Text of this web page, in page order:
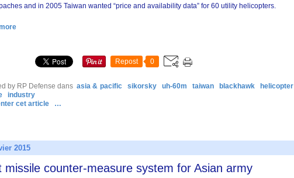
and in 2005 Taiwan wanted “price and availability data” for 60 utility helicopters.
Repost 0
by RP Defense dans asia & pacific sikorsky uh-60m taiwan blackhawk helicopter
industry
cet article
…
2015
missile counter-measure system for Asian army